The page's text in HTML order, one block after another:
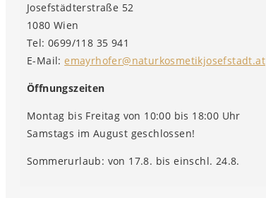
Josefstädterstraße 52
1080 Wien
Tel: 0699/118 35 941
E-Mail:emayrhofer@naturkosmetikjosefstadt.at
Öffnungszeiten
Montag bis Freitag von 10:00 bis 18:00 Uhr
Samstags im August geschlossen!
Sommerurlaub: von 17.8. bis einschl. 24.8.